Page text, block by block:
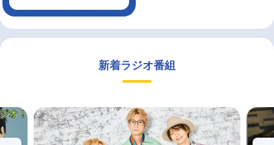
新着ラジオ番組